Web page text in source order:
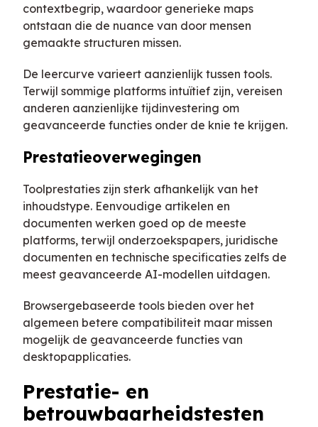
contextbegrip, waardoor generieke maps
ontstaan die de nuance van door mensen
gemaakte structuren missen.
De leercurve varieert aanzienlijk tussen tools.
Terwijl sommige platforms intuïtief zijn, vereisen
anderen aanzienlijke tijdinvestering om
geavanceerde functies onder de knie te krijgen.
Prestatieoverwegingen
Toolprestaties zijn sterk afhankelijk van het
inhoudstype. Eenvoudige artikelen en
documenten werken goed op de meeste
platforms, terwijl onderzoekspapers, juridische
documenten en technische specificaties zelfs de
meest geavanceerde AI-modellen uitdagen.
Browsergebaseerde tools bieden over het
algemeen betere compatibiliteit maar missen
mogelijk de geavanceerde functies van
desktopapplicaties.
Prestatie- en
betrouwbaarheidstesten